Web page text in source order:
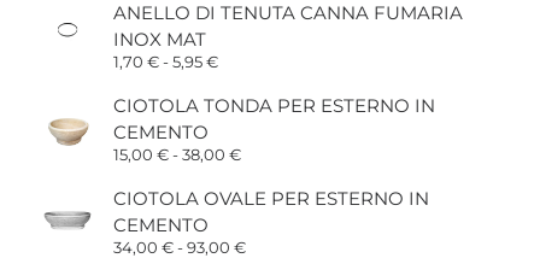
ANELLO DI TENUTA CANNA FUMARIA
INOX MAT
1,70 €-5,95€Fascia
prezzo:
da
a
CIOTOLA TONDA PER ESTERNO IN
CEMENTO
15,00 €-38,00 €Fascia
prezzo:
da
a
CIOTOLA OVALE PER ESTERNO IN
CEMENTO
34,00 €-93,00 €Fascia